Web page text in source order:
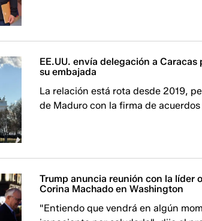
EE.UU. envía delegación a
su embajada
La relación está rota desde 2019,
de Maduro con la firma de
Trump anuncia reunión con la líder
Corina Machado en Washington
"Entiendo que vendrá en algún